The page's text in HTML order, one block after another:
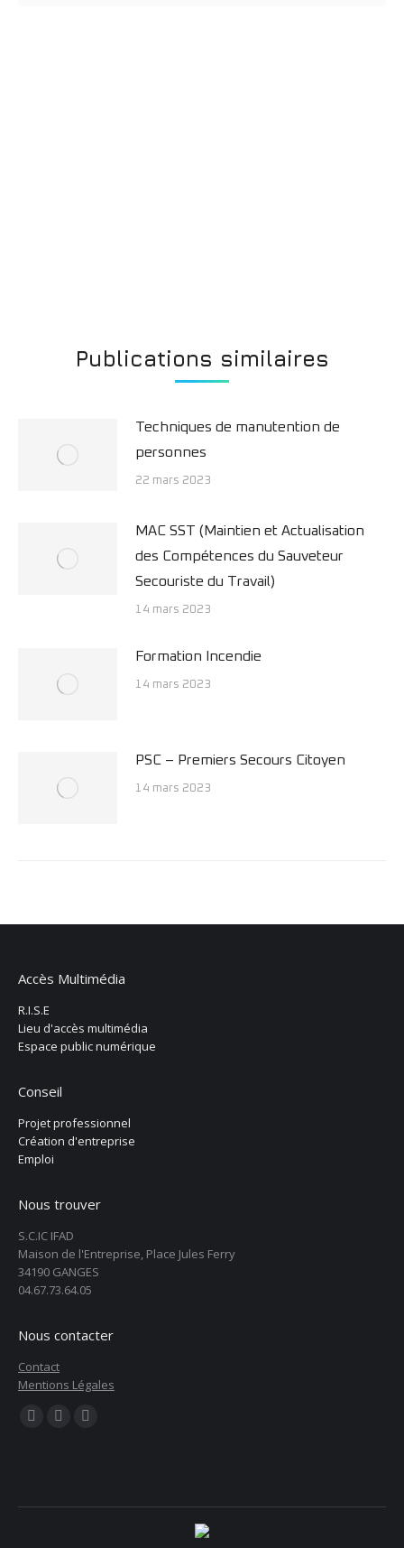
Publications similaires
Techniques de manutention de
personnes
22 mars 2023
MAC SST (Maintien et Actualisation
des Compétences du Sauveteur
Secouriste du Travail)
14 mars 2023
Formation Incendie
14 mars 2023
PSC – Premiers Secours Citoyen
14 mars 2023
Accès Multimédia
R.I.S.E
Lieu d'accès multimédia
Espace public numérique
Conseil
Projet professionnel
Création d'entreprise
Emploi
Nous trouver
S.C.IC IFAD
Maison de l'Entreprise, Place Jules Ferry
34190 GANGES
04.67.73.64.05
Nous contacter
Contact
Mentions Légales
Trouvez nous sur :
La
La
La